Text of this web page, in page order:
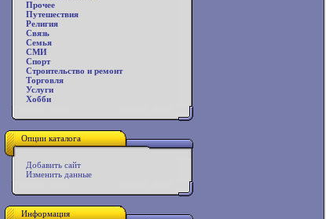
Прочее
Путешествия
Религия
Связь
Семья
СМИ
Спорт
Строительство и ремонт
Торговля
Услуги
Хобби
Опции каталога
Добавить сайт
Изменить данные
Информация